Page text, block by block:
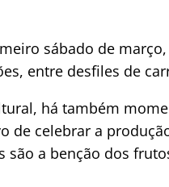
sábado de
entre desfiles de
há também
de celebrar a
a benção dos